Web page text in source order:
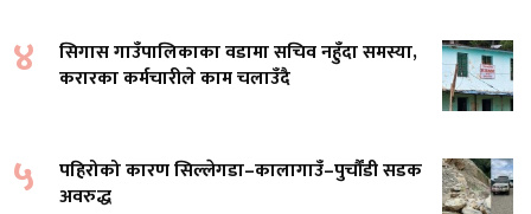
४
सिगास गाउँपालिकाका वडामा सचिव नहुँदा समस्या,
करारका कर्मचारीले काम चलाउँदै
५
पहिरोको कारण सिल्लेगडा–कालागाउँ–पुर्चौंडी सडक
अवरुद्ध